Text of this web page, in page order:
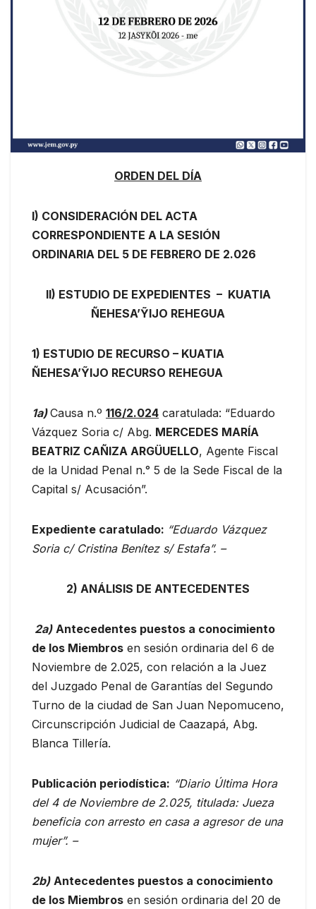
ORDEN DEL DÍA
I) CONSIDERACIÓN DEL ACTA
CORRESPONDIENTE A LA SESIÓN
ORDINARIA DEL 5 DE FEBRERO DE 2.026
II) ESTUDIO DE EXPEDIENTES – KUATIA
ÑEHESA’ỸIJO REHEGUA
1) ESTUDIO DE RECURSO – KUATIA
ÑEHESA’ỸIJO RECURSO REHEGUA
1a)Causa n.º 116/2.024 caratulada: “Eduardo
Vázquez Soria c/ Abg. MERCEDES MARÍA
BEATRIZ CAÑIZA ARGÜUELLO, Agente Fiscal
de la Unidad Penal n.° 5 de la Sede Fiscal de la
Capital s/ Acusación”.
Expediente caratulado: “Eduardo Vázquez
Soria c/ Cristina Benítez s/ Estafa”. –
2) ANÁLISIS DE ANTECEDENTES
2a) Antecedentes puestos a conocimiento
de los Miembros en sesión ordinaria del 6 de
Noviembre de 2.025, con relación a la Juez
del Juzgado Penal de Garantías del Segundo
Turno de la ciudad de San Juan Nepomuceno,
Circunscripción Judicial de Caazapá, Abg.
Blanca Tillería.
Publicación periodística: “Diario Última Hora
del 4 de Noviembre de 2.025, titulada: Jueza
beneficia con arresto en casa a agresor de una
mujer”. –
2b) Antecedentes puestos a conocimiento
de los Miembros en sesión ordinaria del 20 de